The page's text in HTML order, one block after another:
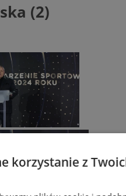
(2)
korzystanie z